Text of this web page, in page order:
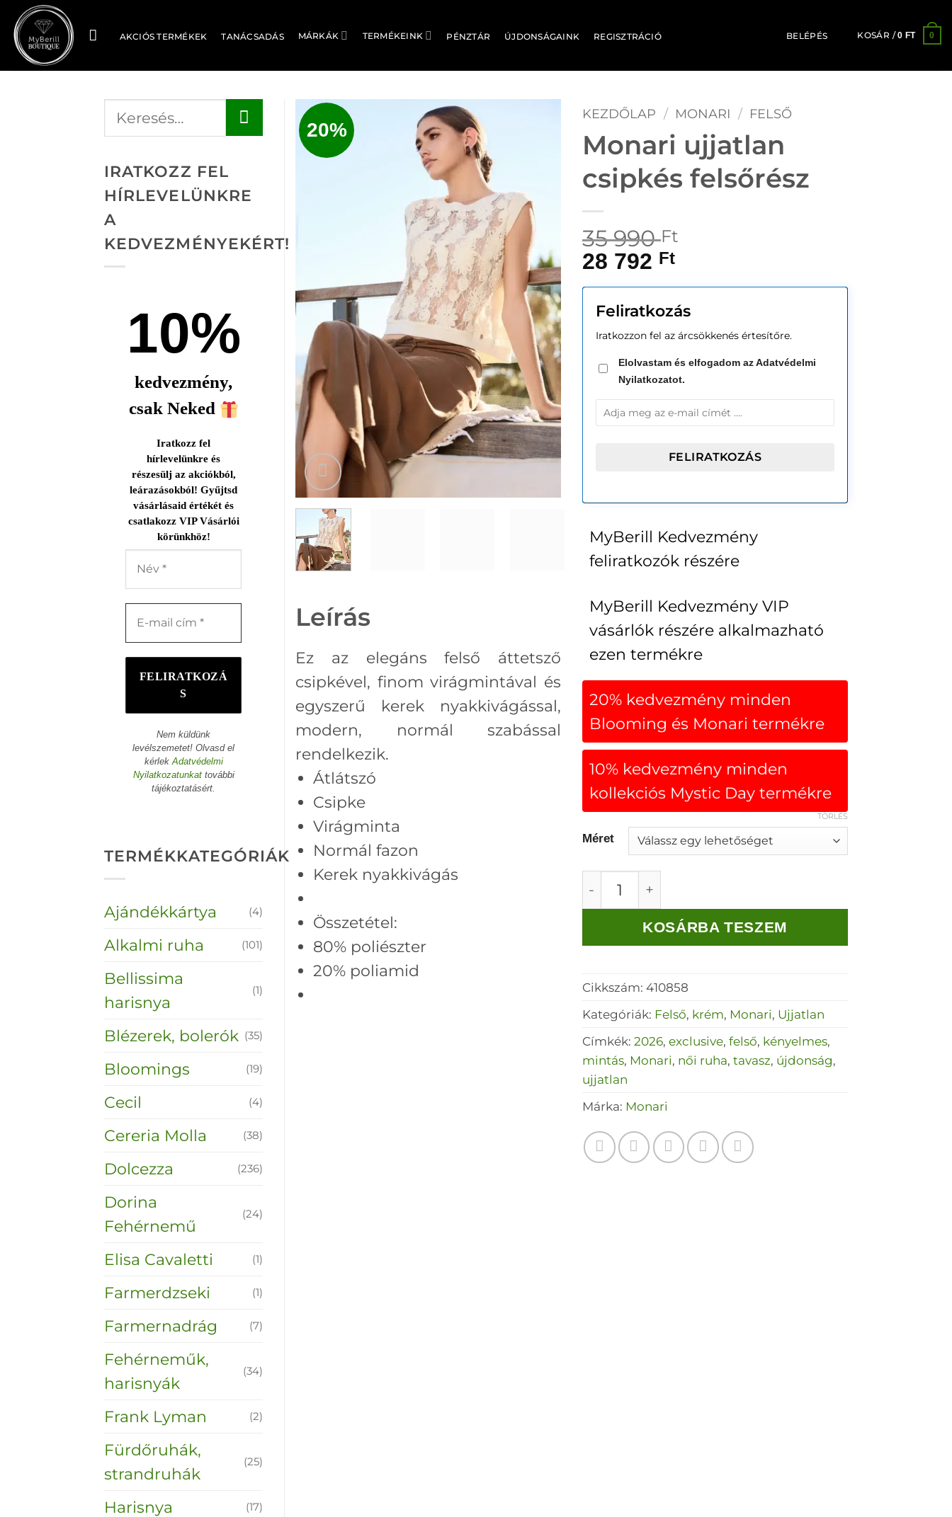
Skip
to
content
AKCIÓS TERMÉKEK TANÁCSADÁS MÁRKÁK TERMÉKEINK PÉNZTÁR ÚJDONSÁGAINK REGISZTRÁCIÓ BELÉPÉS KOSÁR /0 FT 0
20%
Leírás
Ez az elegáns felső áttetsző
csipkével, finom virágmintával és
egyszerű kerek nyakkivágással,
modern, normál szabással
rendelkezik.
Átlátszó
Csipke
Virágminta
Normál fazon
Kerek nyakkivágás
Összetétel:
80% poliészter
20% poliamid
KEZDŐLAP / MONARI / FELSŐ
Monari ujjatlan
csipkés felsőrész
35 990Ft
28 792 Ft
Feliratkozás
Iratkozzon fel az árcsökkenés értesítőre.
Elolvastam és elfogadom az Adatvédelmi
Nyilatkozatot.
MyBerill Kedvezmény
feliratkozók részére
MyBerill Kedvezmény VIP
vásárlók részére alkalmazható
ezen termékre
20% kedvezmény minden
Blooming és Monari termékre
10% kedvezmény minden
kollekciós Mystic Day termékre
Méret
TÖRLÉS
Monari ujjatlan csipkés felsőrész mennyiség
KOSÁRBA TESZEM
Cikkszám: 410858
Kategóriák: Felső, krém, Monari, Ujjatlan
Címkék: 2026, exclusive, felső, kényelmes,
mintás, Monari, női ruha, tavasz, újdonság,
ujjatlan
Márka: Monari
IRATKOZZ FEL
HÍRLEVELÜNKRE
A
KEDVEZMÉNYEKÉRT!
10%
kedvezmény,
csak Neked
Iratkozz fel
hírlevelünkre és
részesülj az akciókból,
leárazásokból! Gyűjtsd
vásárlásaid értékét és
csatlakozz VIP Vásárlói
körünkhöz!
Nem küldünk
levélszemetet! Olvasd el
kérlekAdatvédelmi
Nyilatkozatunkattovábbi
tájékoztatásért.
TERMÉKKATEGÓRIÁK
Ajándékkártya (4)
Alkalmi ruha (101)
Bellissima
harisnya
(1)
Blézerek, bolerók (35)
Bloomings (19)
Cecil (4)
Cereria Molla (38)
Dolcezza (236)
Dorina
Fehérnemű
(24)
Elisa Cavaletti (1)
Farmerdzseki (1)
Farmernadrág (7)
Fehérneműk,
harisnyák
(34)
Frank Lyman (2)
Fürdőruhák,
strandruhák
(25)
Harisnya (17)